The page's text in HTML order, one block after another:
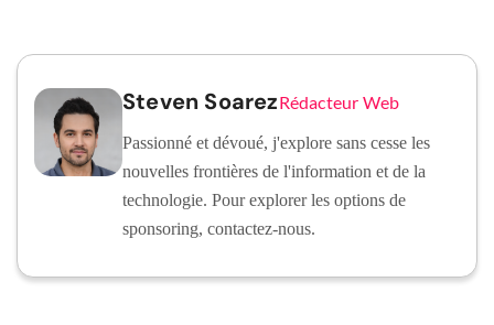
Steven SoarezRédacteur Web
Passionné et dévoué, j'explore sans cesse les
nouvelles frontières de l'information et de la
technologie. Pour explorer les options de
sponsoring, contactez-nous.